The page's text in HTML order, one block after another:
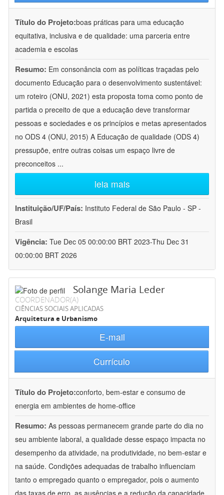
Título do Projeto:boas práticas para uma educação
equitativa, inclusiva e de qualidade: uma parceria entre
academia e escolas
Resumo: Em consonância com as políticas traçadas pelo
documento Educação para o desenvolvimento sustentável:
um roteiro (ONU, 2021) esta proposta toma como ponto de
partida o preceito de que a educação deve transformar
pessoas e sociedades e os princípios e metas apresentados
no ODS 4 (ONU, 2015) A Educação de qualidade (ODS 4)
pressupõe, entre outras coisas um espaço livre de
preconceitos ...
leia mais
Instituição/UF/País: Instituto Federal de São Paulo - SP -
Brasil
Vigência: Tue Dec 05 00:00:00 BRT 2023-Thu Dec 31
00:00:00 BRT 2026
Solange Maria Leder
COORDENADOR(A)
CIÊNCIAS SOCIAIS APLICADAS
Arquitetura e Urbanismo
E-mail
Currículo
Título do Projeto:conforto, bem-estar e consumo de
energia em ambientes de home-office
Resumo: As pessoas permanecem grande parte do dia no
seu ambiente laboral, a qualidade desse espaço impacta no
desempenho da atividade, na produtividade, no bem-estar e
na saúde. Condições adequadas de trabalho influenciam
tanto o empregado quanto o empregador, pois o aumento